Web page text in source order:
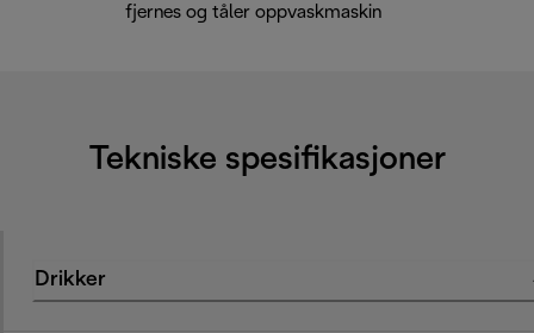
fjernes og tåler oppvaskmaskin
Tekniske spesifikasjoner
Drikker